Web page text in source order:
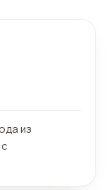
из